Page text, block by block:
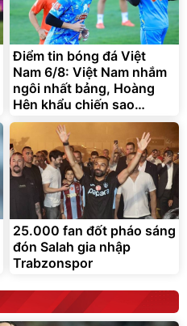
Điểm tin bóng đá Việt
Nam 6/8: Việt Nam nhắm
ngôi nhất bảng, Hoàng
Hên khẩu chiến sao
Indonesia
25.000 fan đốt pháo sáng
đón Salah gia nhập
Trabzonspor